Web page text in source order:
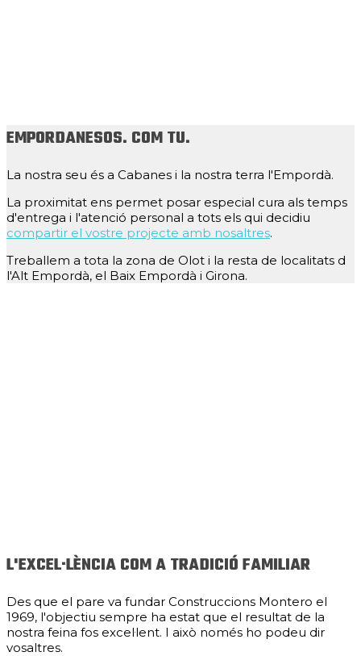
EMPORDANESOS. COM TU.
La nostra seu és a Cabanes i la nostra terra l'Empordà.
La proximitat ens permet posar especial cura als temps
d'entrega i l'atenció personal a tots els qui decidiu
compartir el vostre projecte amb nosaltres.
Treballem a tota la zona de Olot i la resta de localitats d
l'Alt Empordà, el Baix Empordà i Girona.
L'EXCEL·LÈNCIA COM A TRADICIÓ FAMILIAR
Des que el pare va fundar Construccions Montero el
1969, l'objectiu sempre ha estat que el resultat de la
nostra feina fos excel·lent. I això només ho podeu dir
vosaltres.